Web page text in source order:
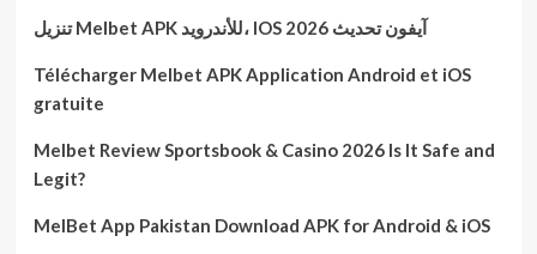
تنزيل Melbet APK للأندرويد، IOS آيفون تحديث 2026
Télécharger Melbet APK Application Android et iOS
gratuite
Melbet Review Sportsbook & Casino 2026 Is It Safe and
Legit?
MelBet App Pakistan Download APK for Android & iOS